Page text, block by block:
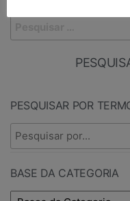
PESQUISAR POR
BASE DA CATEGORIA